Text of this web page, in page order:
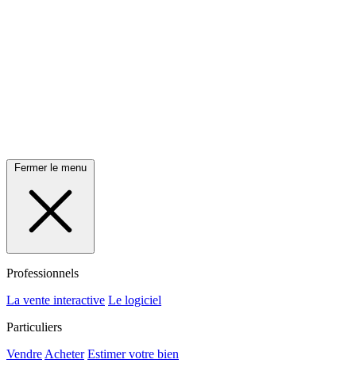
Fermer le menu
Professionnels
La vente interactive Le logiciel
Particuliers
Vendre Acheter Estimer votre bien